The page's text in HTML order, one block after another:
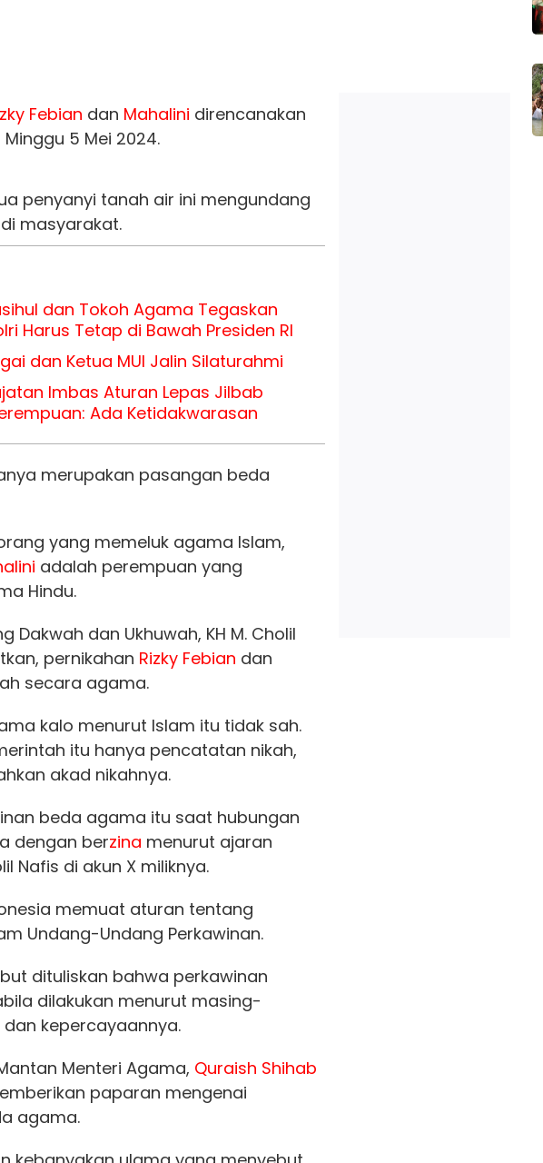
Febian dan Mahalini direncanakan
5 Mei 2024.
penyanyi tanah air ini mengundang
masyarakat.
dan Tokoh Agama Tegaskan
Harus Tetap di Bawah Presiden RI
dan Ketua MUI Jalin Silaturahmi
Imbas Aturan Lepas Jilbab
Ada Ketidakwarasan
merupakan pasangan beda
yang memeluk agama Islam,
adalah perempuan yang
Hindu.
Dakwah dan Ukhuwah, KH M. Cholil
pernikahan Rizky Febian dan
secara agama.
kalo menurut Islam itu tidak sah.
itu hanya pencatatan nikah,
akad nikahnya.
beda agama itu saat hubungan
dengan berzina menurut ajaran
Nafis di akun X miliknya.
memuat aturan tentang
Undang-Undang Perkawinan.
dituliskan bahwa perkawinan
dilakukan menurut masing-
kepercayaannya.
Menteri Agama, Quraish Shihab
paparan mengenai
agama.